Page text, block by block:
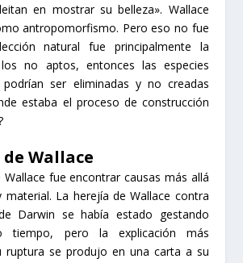
en mostrar su belleza». Wallace
antropomorfismo. Pero eso no fue
natural fue principalmente la
no aptos, entonces las especies
ser eliminadas y no creadas
estaba el proceso de construcción
Wallace
fue encontrar causas más allá
La herejía de Wallace contra
Darwin se había estado gestando
tiempo, pero la explicación más
ruptura se produjo en una carta a su